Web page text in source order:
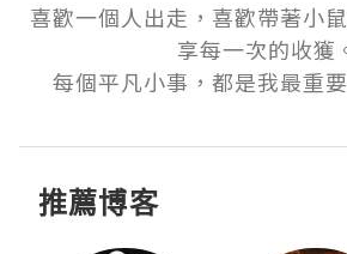
喜歡一個人出走，喜歡帶著小
享每一次的收獲
每個平凡小事，都是我最重
推薦博客